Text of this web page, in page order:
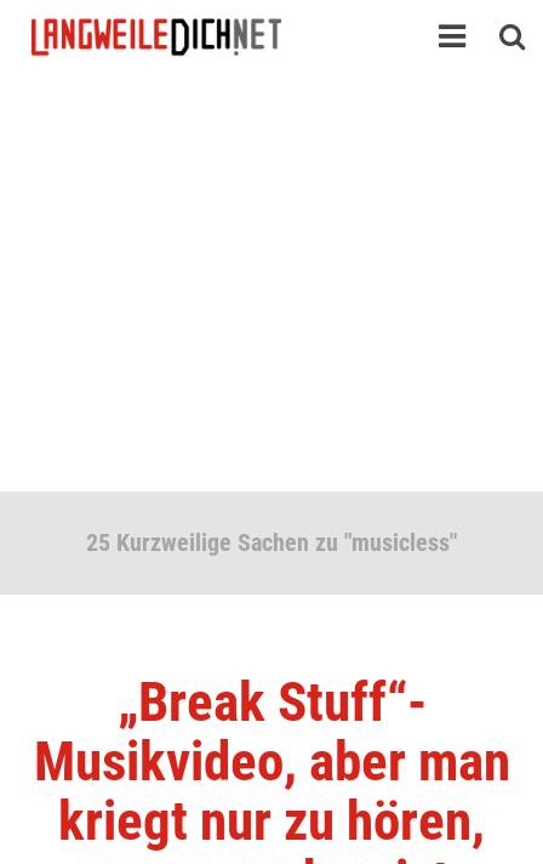
25 Kurzweilige Sachen zu "musicless"
„Break Stuff“-
Musikvideo, aber man
kriegt nur zu hören,